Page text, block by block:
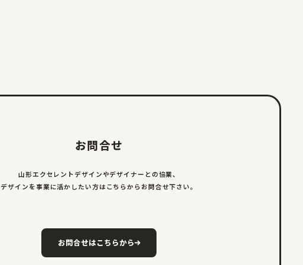
お問合せ
山形エクセレントデザインやデザイナーとの協業、
デザインを事業に活かしたい方はこちらからお問合せ下さい。
お問合せはこちらから